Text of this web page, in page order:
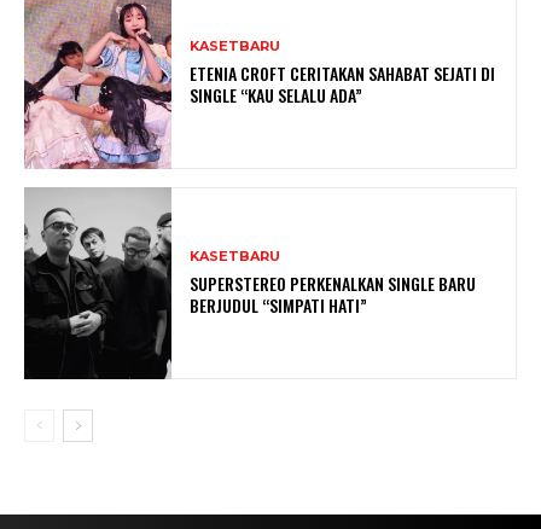
KASETBARU
ETENIA CROFT CERITAKAN SAHABAT SEJATI DI
SINGLE “KAU SELALU ADA”
KASETBARU
SUPERSTEREO PERKENALKAN SINGLE BARU
BERJUDUL “SIMPATI HATI”